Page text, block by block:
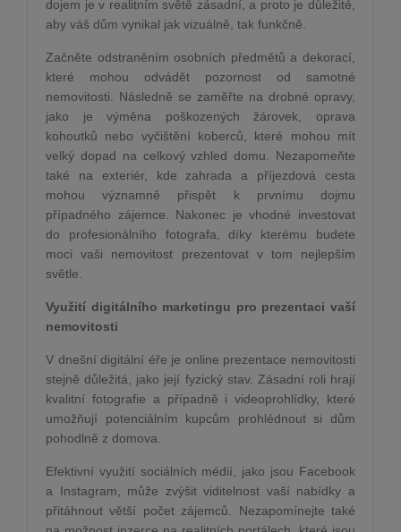
dojem je v realitním světě zásadní, a proto je důležité,
aby váš dům vynikal jak vizuálně, tak funkčně.
Začněte odstraněním osobních předmětů a dekorací,
které mohou odvádět pozornost od samotné
nemovitosti. Následně se zaměřte na drobné opravy,
jako je výměna poškozených žárovek, oprava
kohoutků nebo vyčištění koberců, které mohou mít
velký dopad na celkový vzhled domu. Nezapomeňte
také na exteriér, kde zahrada a příjezdová cesta
mohou významně přispět k prvnímu dojmu
případného zájemce. Nakonec je vhodné investovat
do profesionálního fotografa, díky kterému budete
moci vaši nemovitost prezentovat v tom nejlepším
světle.
Využití digitálního marketingu pro prezentaci vaší
nemovitosti
V dnešní digitální éře je online prezentace nemovitosti
stejně důležitá, jako její fyzický stav. Zásadní roli hrají
kvalitní fotografie a případně i videoprohlídky, které
umožňují potenciálním kupcům prohlédnout si dům
pohodlně z domova.
Efektivní využití sociálních médií, jako jsou Facebook
a Instagram, může zvýšit viditelnost vaší nabídky a
přitáhnout větší počet zájemců. Nezapomínejte také